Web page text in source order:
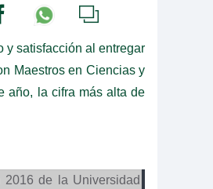
y satisfacción al entregar
Maestros en Ciencias y
año, la cifra más alta de